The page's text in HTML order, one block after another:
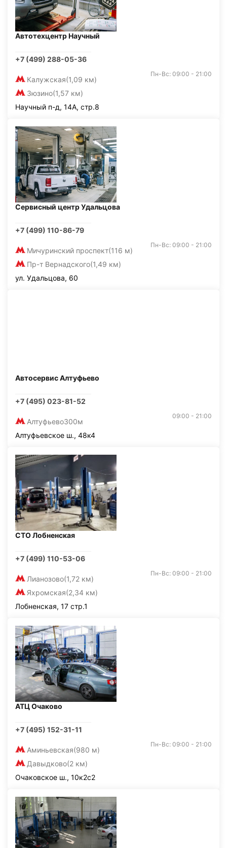
Автотехцентр Научный
+7 (499) 288-05-36
Калужская(1,09 км)
Зюзино(1,57 км)
Пн-Вс: 09:00 - 21:00
Научный п-д, 14А, стр.8
Сервисный центр Удальцова
+7 (499) 110-86-79
Мичуринский проспект(116 м)
Пр-т Вернадского(1,49 км)
Пн-Вс: 09:00 - 21:00
ул. Удальцова, 60
Автосервис Алтуфьево
+7 (495) 023-81-52
Алтуфьево300м
09:00 - 21:00
Алтуфьевское ш., 48к4
СТО Лобненская
+7 (499) 110-53-06
Лианозово(1,72 км)
Яхромская(2,34 км)
Пн-Вс: 09:00 - 21:00
Лобненская, 17 стр.1
АТЦ Очаково
+7 (495) 152-31-11
Аминьевская(980 м)
Давыдково(2 км)
Пн-Вс: 09:00 - 21:00
Очаковское ш., 10к2с2